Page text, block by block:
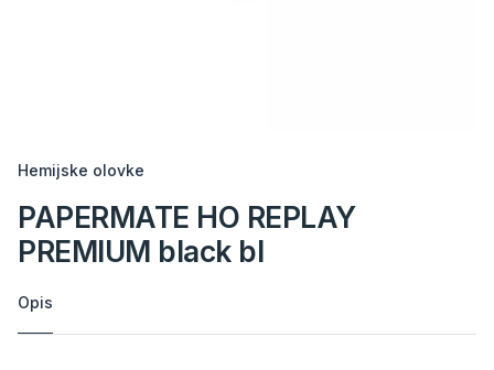
Hemijske olovke
PAPERMATE HO REPLAY
PREMIUM black bl
Opis